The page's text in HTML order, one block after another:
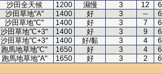
沙田全天候 1200 濕慢 3 12
沙田草地"A" 1400 好 3 --
沙田草地"C" 1400 好 3 7
沙田草地"C+3" 1400 好 3 9
沙田草地"C+3" 1400 好/黏 3 4
跑馬地草地"C" 1650 好 3 4
跑馬地草地"A" 1650 好 3 2